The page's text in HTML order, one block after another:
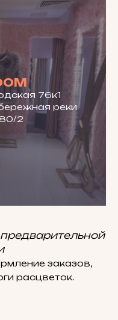
76к1
реки
2
предварительной
заказов,
расцветок.